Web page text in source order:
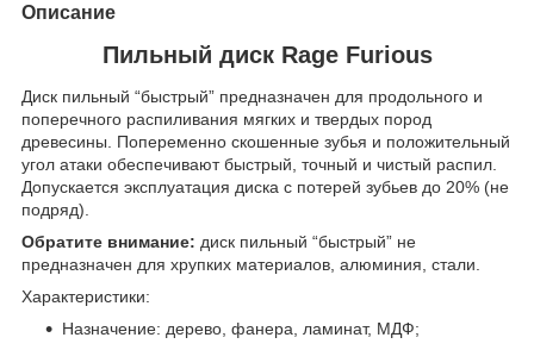
Описание
Пильный диск Rage Furious
Диск пильный “быстрый” предназначен для продольного и
поперечного распиливания мягких и твердых пород
древесины. Попеременно скошенные зубья и положительный
угол атаки обеспечивают быстрый, точный и чистый распил.
Допускается эксплуатация диска с потерей зубьев до 20% (не
подряд).
Обратите внимание: диск пильный “быстрый” не
предназначен для хрупких материалов, алюминия, стали.
Характеристики:
Назначение: дерево, фанера, ламинат, МДФ;